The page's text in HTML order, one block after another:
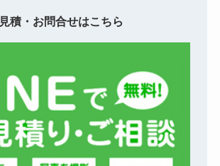
見積・お問合せはこちら